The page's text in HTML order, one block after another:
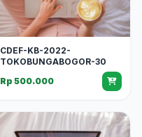
CDEF-KB-2022-
TOKOBUNGABOGOR-30
Rp 500.000